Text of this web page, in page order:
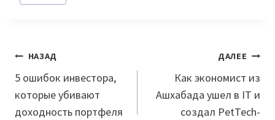
Навигация
по
записям
НАЗАД
5 ошибок инвестора,
которые убивают
доходность портфеля
ДАЛЕЕ
Как экономист из
Ашхабада ушел в IT и
создал PetTech-